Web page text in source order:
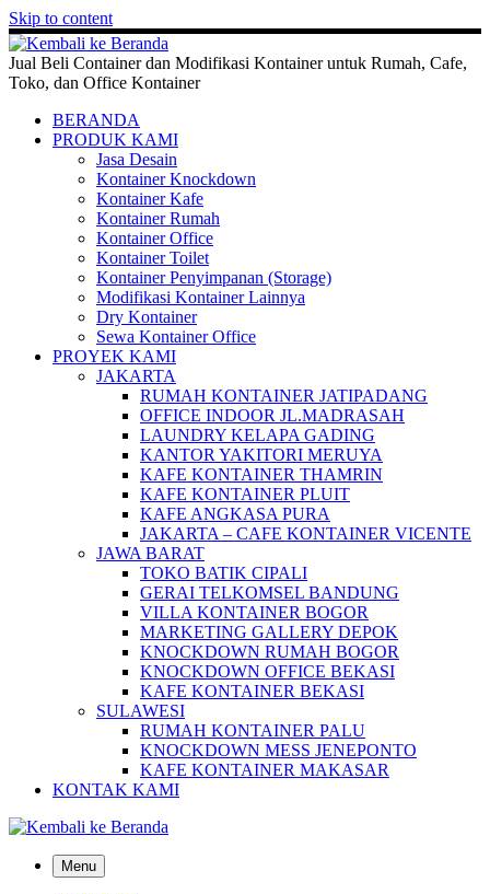
Skip to content
Jual Beli Container dan Modifikasi Kontainer untuk Rumah, Cafe,
Toko, dan Office Kontainer
BERANDA
PRODUK KAMI
Jasa Desain
Kontainer Knockdown
Kontainer Kafe
Kontainer Rumah
Kontainer Office
Kontainer Toilet
Kontainer Penyimpanan (Storage)
Modifikasi Kontainer Lainnya
Dry Kontainer
Sewa Kontainer Office
PROYEK KAMI
JAKARTA
RUMAH KONTAINER JATIPADANG
OFFICE INDOOR JL.MADRASAH
LAUNDRY KELAPA GADING
KANTOR YAKITORI MERUYA
KAFE KONTAINER THAMRIN
KAFE KONTAINER PLUIT
KAFE ANGKASA PURA
JAKARTA – CAFE KONTAINER VICENTE
JAWA BARAT
TOKO BATIK CIPALI
GERAI TELKOMSEL BANDUNG
VILLA KONTAINER BOGOR
MARKETING GALLERY DEPOK
KNOCKDOWN RUMAH BOGOR
KNOCKDOWN OFFICE BEKASI
KAFE KONTAINER BEKASI
SULAWESI
RUMAH KONTAINER PALU
KNOCKDOWN MESS JENEPONTO
KAFE KONTAINER MAKASAR
KONTAK KAMI
Menu